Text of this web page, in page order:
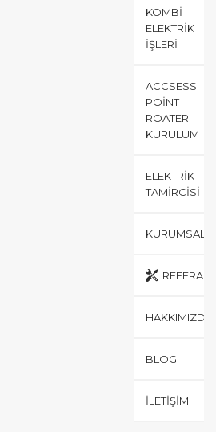
KOMBI
ELEKTRIK
İŞLERI
ACCSESS
POINT
ROATER
KURULUM
ELEKTRIK
TAMIRCISI
KURUMSAL
HAKKIMIZDA
BLOG
İLETIŞIM